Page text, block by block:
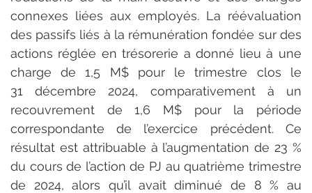
connexes liées aux employés. La réévaluation
des passifs liés à la rémunération fondée sur des
actions réglée en trésorerie a donné lieu à une
charge de 1,5 M$ pour le trimestre clos le
31 décembre 2024, comparativement à un
recouvrement de 1,6 M$ pour la période
correspondante de l’exercice précédent. Ce
résultat est attribuable à l’augmentation de 23 %
du cours de l’action de PJ au quatrième trimestre
de 2024, alors qu’il avait diminué de 8 % au